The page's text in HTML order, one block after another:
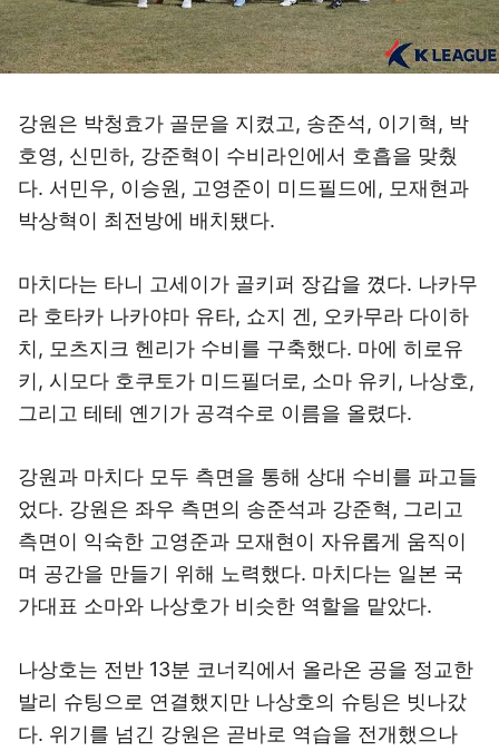
강원은 박청효가 골문을 지켰고, 송준석, 이기혁, 박
호영, 신민하, 강준혁이 수비라인에서 호흡을 맞췄
다. 서민우, 이승원, 고영준이 미드필드에, 모재현과
박상혁이 최전방에 배치됐다.
마치다는 타니 고세이가 골키퍼 장갑을 꼈다. 나카무
라 호타카 나카야마 유타, 쇼지 겐, 오카무라 다이하
치, 모츠지크 헨리가 수비를 구축했다. 마에 히로유
키, 시모다 호쿠토가 미드필더로, 소마 유키, 나상호,
그리고 테테 옌기가 공격수로 이름을 올렸다.
강원과 마치다 모두 측면을 통해 상대 수비를 파고들
었다. 강원은 좌우 측면의 송준석과 강준혁, 그리고
측면이 익숙한 고영준과 모재현이 자유롭게 움직이
며 공간을 만들기 위해 노력했다. 마치다는 일본 국
가대표 소마와 나상호가 비슷한 역할을 맡았다.
나상호는 전반 13분 코너킥에서 올라온 공을 정교한
발리 슈팅으로 연결했지만 나상호의 슈팅은 빗나갔
다. 위기를 넘긴 강원은 곧바로 역습을 전개했으나